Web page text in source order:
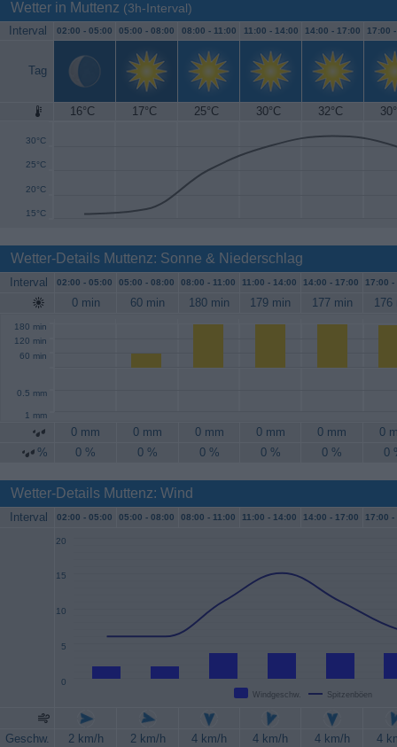
Wetter in Muttenz (3h-Interval)
Interval 02:00 - 05:00 05:00 - 08:00 08:00 - 11:00 11:00 - 14:00 14:00 - 17:00 17:00
Tag
16°C 17°C 25°C 30°C 32°C
15°C
20°C
25°C
30°C
35°C
Wetter-Details Muttenz: Sonne & Niederschlag
Interval 02:00 - 05:00 05:00 - 08:00 08:00 - 11:00 11:00 - 14:00 14:00 - 17:00 17:00 -
0 min 60 min 180 min 179 min 177 min 176
60 min
120 min
180 min
0.5 mm
1 mm
0 mm 0 mm 0 mm 0 mm 0 mm
0
%
0 % 0 % 0 % 0 % 0 % 0
Wetter-Details Muttenz: Wind
Interval 02:00 - 05:00 05:00 - 08:00 08:00 - 11:00 11:00 - 14:00 14:00 - 17:00 17:00 -
Windgeschw. Spitzenböen
0
5
10
15
20
Geschw. 2 km/h 2 km/h 4 km/h 4 km/h 4 km/h
4